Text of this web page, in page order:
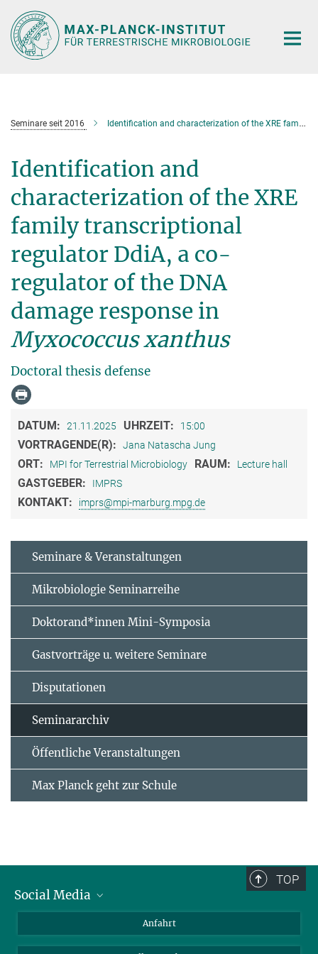
Hauptinhalt
Seminare seit 2016 Identification and characterization of the XRE family transcriptional regulator DdiA, a co-regulator of the DNA damage response in
Identification and
characterization of the XRE
family transcriptional
regulator DdiA, a co-
regulator of the DNA
damage response in
Myxococcus xanthus
Doctoral thesis defense
DATUM: 21.11.2025 UHRZEIT: 15:00
VORTRAGENDE(R): Jana Natascha Jung
ORT: MPI for Terrestrial Microbiology RAUM: Lecture hall
GASTGEBER: IMPRS
KONTAKT: imprs@mpi-marburg.mpg.de
Seminare & Veranstaltungen
Mikrobiologie Seminarreihe
Doktorand*innen Mini-Symposia
Gastvorträge u. weitere Seminare
Disputationen
Seminararchiv
Öffentliche Veranstaltungen
Max Planck geht zur Schule
TOP
Social Media
Anfahrt